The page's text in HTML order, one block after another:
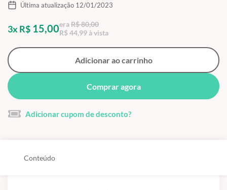
Última atualização 12/01/2023
3x R$ 15,00eraR$ 80,00
R$ 44,99 à vista
Adicionar ao carrinho
Comprar agora
Adicionar cupom de desconto?
Conteúdo